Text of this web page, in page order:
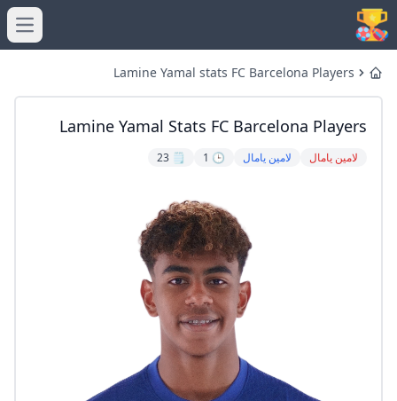
Home
Lamine Yamal stats FC Barcelona Players
Lamine Yamal Stats FC Barcelona Players
لامين يامال لامين يامال 🕒 1
🗒️ 23